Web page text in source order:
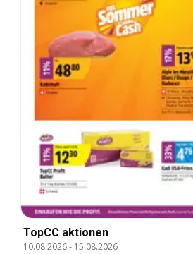
TopCC aktionen
10.08.2026- 15.08.2026